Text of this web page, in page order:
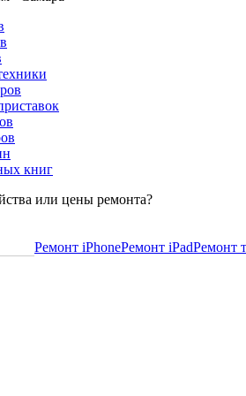
книг
или цены ремонта?
Ремонт iPhoneРемонт iPadРемонт